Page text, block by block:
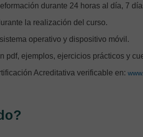
durante 24 horas al día, 7
la realización del curso.
operativo y dispositivo móvil.
pdf, ejemplos, ejercicios prácticos y
Acreditativa verificable en: